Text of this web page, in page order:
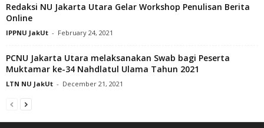
Redaksi NU Jakarta Utara Gelar Workshop Penulisan Berita
Online
IPPNU JakUt - February 24, 2021
PCNU Jakarta Utara melaksanakan Swab bagi Peserta
Muktamar ke-34 Nahdlatul Ulama Tahun 2021
LTN NU JakUt - December 21, 2021